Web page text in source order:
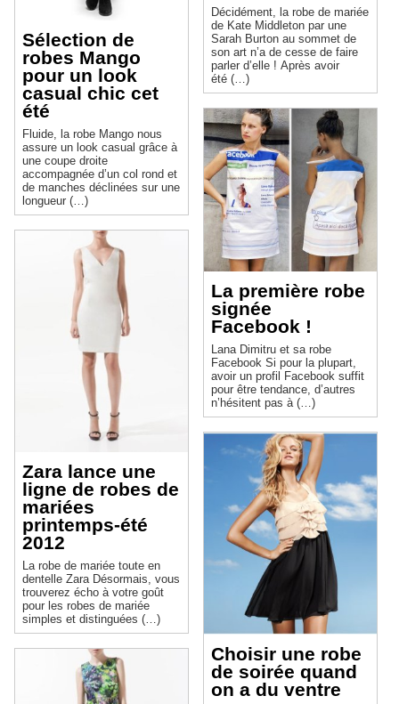
Sélection de
robes Mango
pour un look
casual chic cet
été
Fluide, la robe Mango nous
assure un look casual grâce à
une coupe droite
accompagnée d’un col rond et
de manches déclinées sur une
longueur (…)
Zara lance une
ligne de robes de
mariées
printemps-été
2012
La robe de mariée toute en
dentelle Zara Désormais, vous
trouverez écho à votre goût
pour les robes de mariée
simples et distinguées (…)
Décidément, la robe de mariée
de Kate Middleton par une
Sarah Burton au sommet de
son art n’a de cesse de faire
parler d’elle ! Après avoir
été (…)
La première robe
signée
Facebook !
Lana Dimitru et sa robe
Facebook Si pour la plupart,
avoir un profil Facebook suffit
pour être tendance, d’autres
n’hésitent pas à (…)
Choisir une robe
de soirée quand
on a du ventre